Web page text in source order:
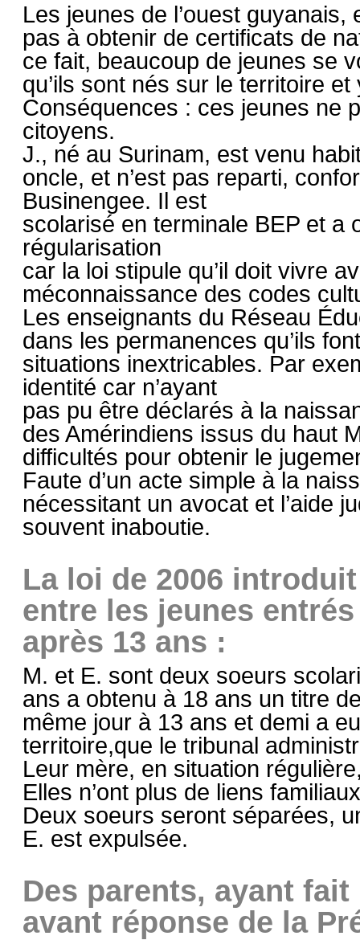
Les jeunes de l’ouest
pas à obtenir de certificats de
ce fait, beaucoup de jeunes se
qu’ils sont nés sur le territoire
Conséquences : ces jeunes ne
citoyens.
J., né au Surinam, est venu
oncle, et n’est pas reparti,
Businengee. Il est
scolarisé en terminale BEP et a
régularisation
car la loi stipule qu’il doit vivre
méconnaissance des codes
Les enseignants du Réseau
dans les permanences qu’ils
situations inextricables. Par
identité car n’ayant
pas pu être déclarés à la
des Amérindiens issus du haut
difficultés pour obtenir le
Faute d’un acte simple à la
nécessitant un avocat et l’aide
souvent inaboutie.
La loi de 2006
entre les jeunes
après 13 ans :
M. et E. sont deux soeurs
ans a obtenu à 18 ans un titre
même jour à 13 ans et demi a
territoire,que le tribunal
Leur mère, en situation
Elles n’ont plus de liens
Deux soeurs seront séparées,
E. est expulsée.
Des parents, ayant
avant réponse de la